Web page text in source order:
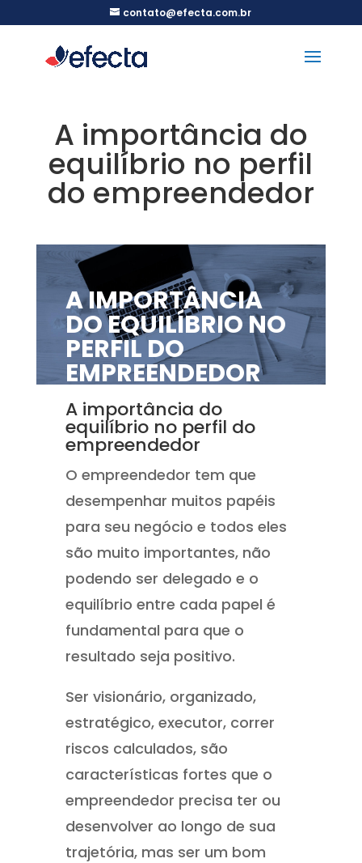
contato@efecta.com.br
A importância do
equilíbrio no perfil
do empreendedor
A IMPORTÂNCIA
DO EQUILÍBRIO NO
PERFIL DO
EMPREENDEDOR
A importância do
equilíbrio no perfil do
empreendedor
O empreendedor tem que
desempenhar muitos papéis
para seu negócio e todos eles
são muito importantes, não
podendo ser delegado e o
equilíbrio entre cada papel é
fundamental para que o
resultado seja positivo.
Ser visionário, organizado,
estratégico, executor, correr
riscos calculados, são
características fortes que o
empreendedor precisa ter ou
desenvolver ao longo de sua
trajetória, mas ser um bom